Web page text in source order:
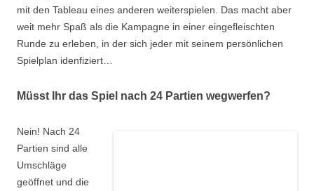
mit den Tableau eines anderen weiterspielen. Das macht aber
weit mehr Spaß als die Kampagne in einer eingefleischten
Runde zu erleben, in der sich jeder mit seinem persönlichen
Spielplan idenfiziert…
Müsst Ihr das Spiel nach 24 Partien wegwerfen?
Nein! Nach 24
Partien sind alle
Umschläge
geöffnet und die